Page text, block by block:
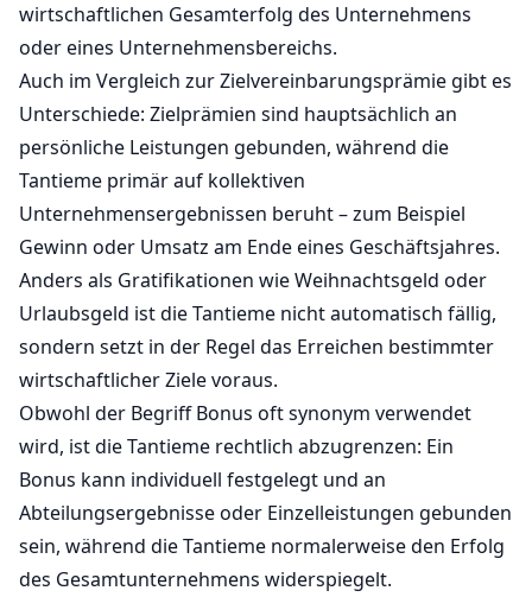
wirtschaftlichen Gesamterfolg des Unternehmens
oder eines Unternehmensbereichs.
Auch im Vergleich zur Zielvereinbarungsprämie gibt es
Unterschiede: Zielprämien sind hauptsächlich an
persönliche Leistungen gebunden, während die
Tantieme primär auf kollektiven
Unternehmensergebnissen beruht – zum Beispiel
Gewinn oder Umsatz am Ende eines Geschäftsjahres.
Anders als Gratifikationen wie Weihnachtsgeld oder
Urlaubsgeld ist die Tantieme nicht automatisch fällig,
sondern setzt in der Regel das Erreichen bestimmter
wirtschaftlicher Ziele voraus.
Obwohl der Begriff Bonus oft synonym verwendet
wird, ist die Tantieme rechtlich abzugrenzen: Ein
Bonus kann individuell festgelegt und an
Abteilungsergebnisse oder Einzelleistungen gebunden
sein, während die Tantieme normalerweise den Erfolg
des Gesamtunternehmens widerspiegelt.